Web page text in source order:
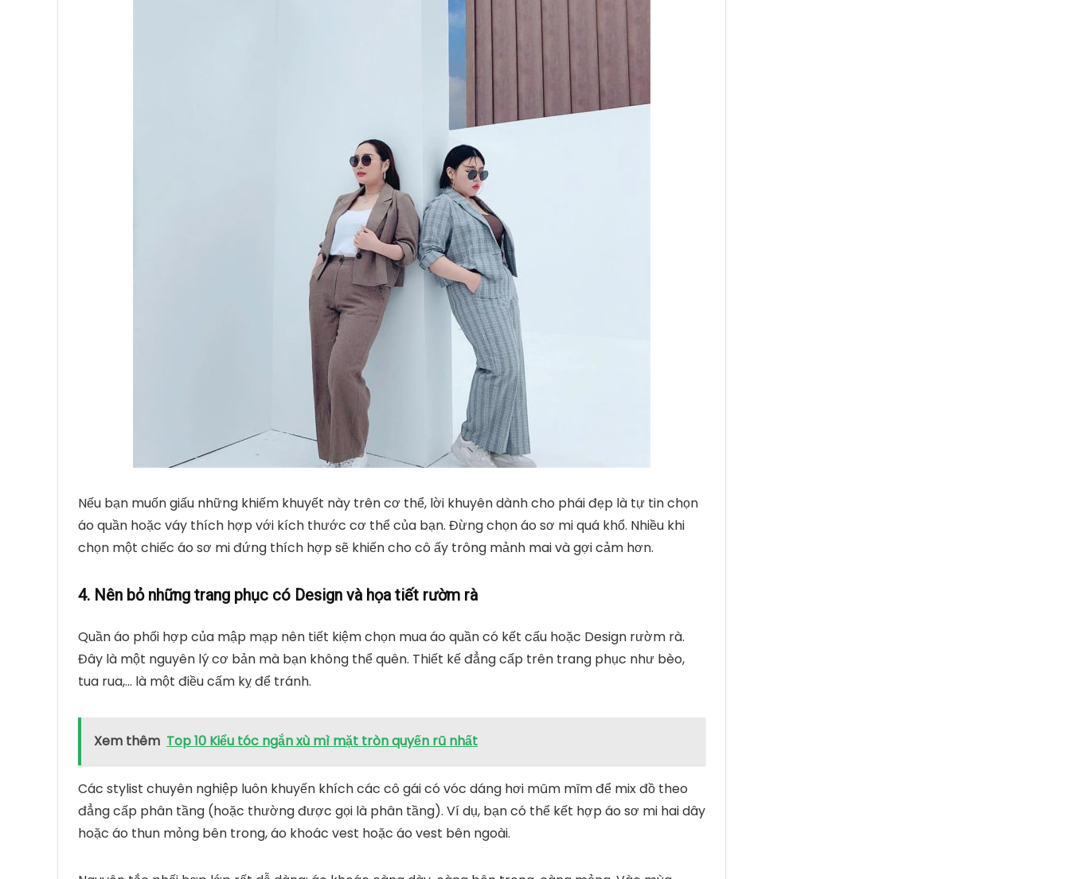
Nếu bạn muốn giấu những khiếm khuyết này trên cơ thể, lời khuyên dành cho phái đẹp là tự tin chọn
áo quần hoặc váy thích hợp với kích thước cơ thể của bạn. Đừng chọn áo sơ mi quá khổ. Nhiều khi
chọn một chiếc áo sơ mi đứng thích hợp sẽ khiến cho cô ấy trông mảnh mai và gợi cảm hơn.
4. Nên bỏ những trang phục có Design và họa tiết rườm rà
Quần áo phối hợp của mập mạp nên tiết kiệm chọn mua áo quần có kết cấu hoặc Design rườm rà.
Đây là một nguyên lý cơ bản mà bạn không thể quên. Thiết kế đẳng cấp trên trang phục như bèo,
tua rua,… là một điều cấm kỵ để tránh.
Xem thêm Top 10 Kiểu tóc ngắn xù mì mặt tròn quyến rũ nhất
Các stylist chuyên nghiệp luôn khuyến khích các cô gái có vóc dáng hơi mũm mĩm để mix đồ theo
đẳng cấp phân tầng (hoặc thường được gọi là phân tầng). Ví dụ, bạn có thể kết hợp áo sơ mi hai dây
hoặc áo thun mỏng bên trong, áo khoác vest hoặc áo vest bên ngoài.